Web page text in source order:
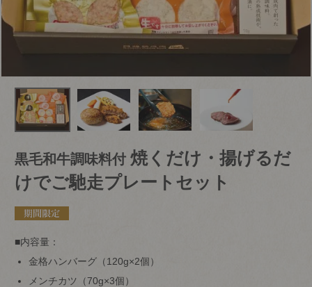
黒毛和牛調味料付 焼くだけ・揚げるだ
けでご馳走プレートセット
■内容量：
金格ハンバーグ（120g×2個）
メンチカツ（70g×3個）